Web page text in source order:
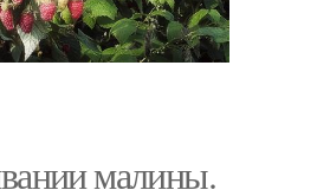
малины.